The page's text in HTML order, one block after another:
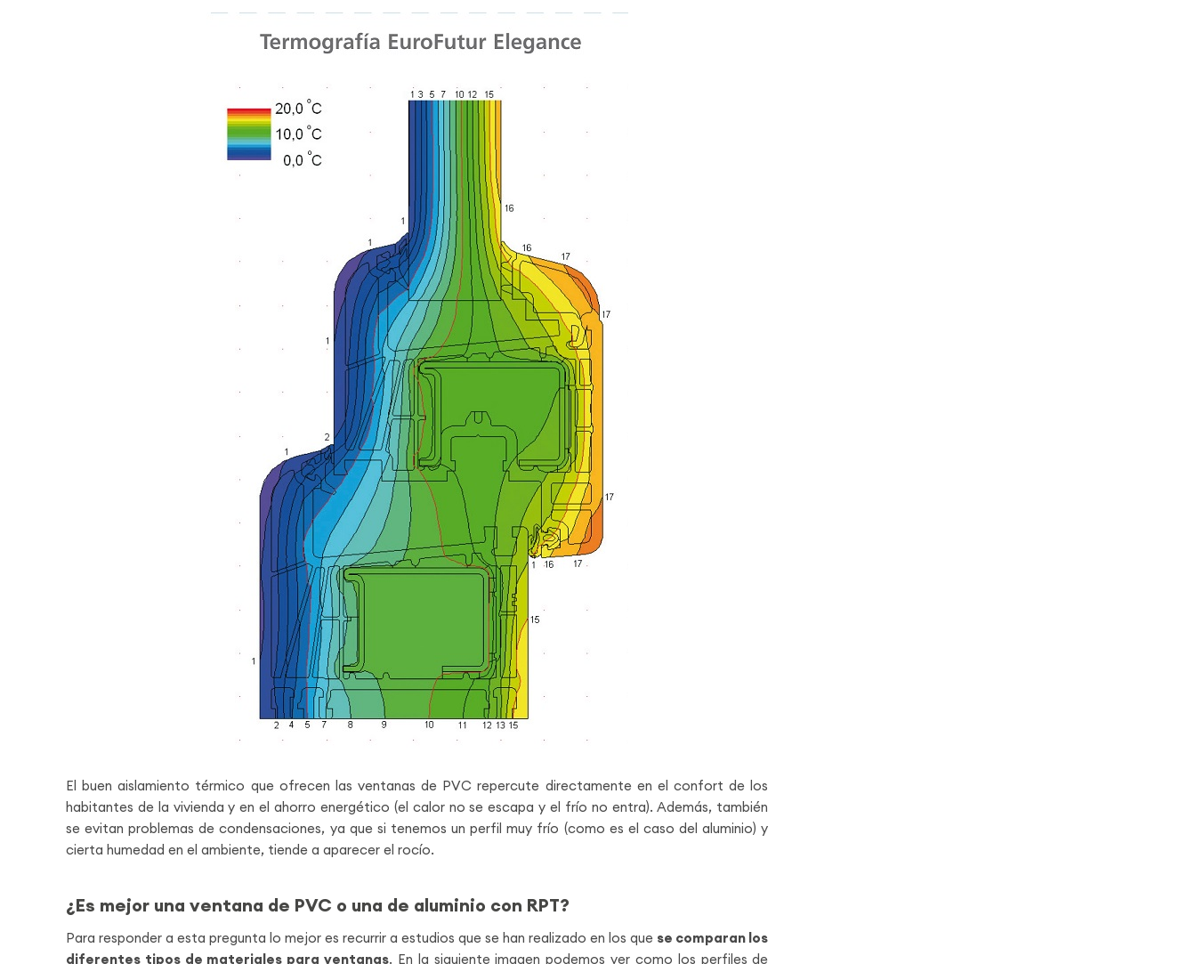
El buen aislamiento térmico que ofrecen las ventanas de PVC repercute directamente en el confort de los
habitantes de la vivienda y en el ahorro energético (el calor no se escapa y el frío no entra). Además, también
se evitan problemas de condensaciones, ya que si tenemos un perfil muy frío (como es el caso del aluminio) y
cierta humedad en el ambiente, tiende a aparecer el rocío.
¿Es mejor una ventana de PVC o una de aluminio con RPT?
Para responder a esta pregunta lo mejor es recurrir a estudios que se han realizado en los que se comparan los
diferentes tipos de materiales para ventanas. En la siguiente imagen podemos ver como los perfiles de